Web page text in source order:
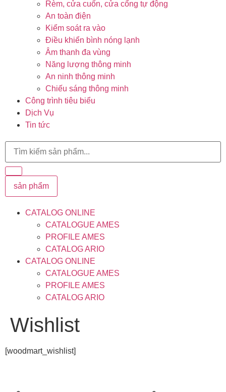
Rèm, cửa cuốn, cửa cổng tự động
An toàn điện
Kiểm soát ra vào
Điều khiển bình nóng lạnh
Âm thanh đa vùng
Năng lượng thông minh
An ninh thông minh
Chiếu sáng thông minh
Công trình tiêu biểu
Dịch Vụ
Tin tức
sản phẩm
CATALOG ONLINE
CATALOGUE AMES
PROFILE AMES
CATALOG ARIO
CATALOG ONLINE
CATALOGUE AMES
PROFILE AMES
CATALOG ARIO
Wishlist
[woodmart_wishlist]